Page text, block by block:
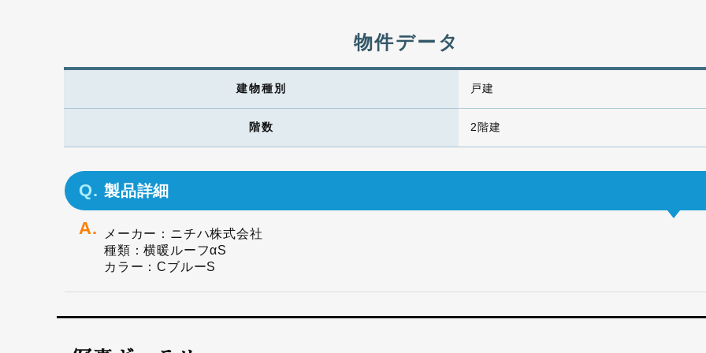
物件データ
建物種別 戸建
階数 2階建
製品詳細
メーカー：ニチハ株式会社
種類：横暖ルーフαS
カラー：CブルーS